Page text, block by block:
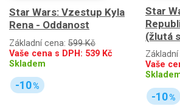
Star Wars: Vzestup Kyla
Rena - Oddanost
Základní cena: 599 Kč
Vaše cena s DPH: 539 Kč
Skladem
-10%
Star
(žlutá
Vaše
-10%